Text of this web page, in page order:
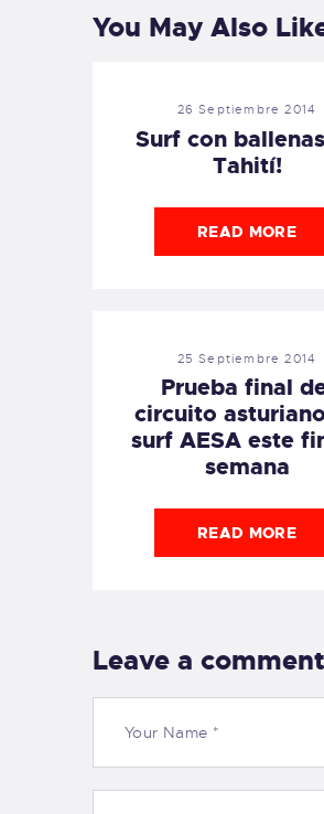
You May Also
26 Septiembre 2014
Surf con
Tahití!
READ MORE
25 Septiembre 2014
Prueba final
circuito
surf AESA este
semana
READ MORE
Leave a comment